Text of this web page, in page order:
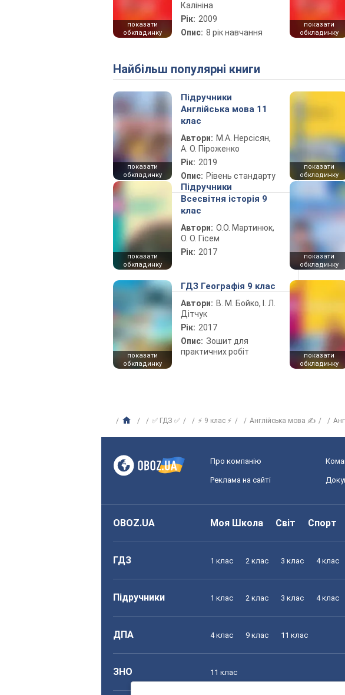
показати
обкладинку
Калініна
Рік: 2009
Опис: 8 рік навчання
показати
обкладинку
Найбільш популярні книги
показати
обкладинку
Підручники
Англійська мова 11
клас
Автори: М.А. Нерсісян,
А. О. Піроженко
Рік: 2019
Опис: Рівень стандарту
показати
обкладинку
показати
обкладинку
Підручники
Всесвітня історія 9
клас
Автори: О.О. Мартинюк,
О. О. Гісем
Рік: 2017
показати
обкладинку
показати
обкладинку
ГДЗ Географія 9 клас
Автори: В. М. Бойко, І. Л.
Дітчук
Рік: 2017
Опис: Зошит для
практичних робіт
показати
обкладинку
✅ ГДЗ ✅ ⚡ 9 клас ⚡ Англійська мова ✍
Про компанію
Реклама на сайті
OBOZ.UA Моя Школа Світ Спорт
ГДЗ 1 клас 2 клас 3 клас 4 клас
Підручники 1 клас 2 клас 3 клас 4 клас
ДПА 4 клас 9 клас 11 клас
ЗНО 11 клас